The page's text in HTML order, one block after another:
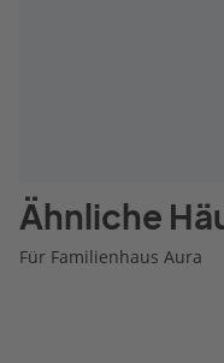
Ähnliche
Für Familienhaus Aura